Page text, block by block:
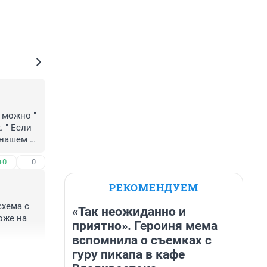
можно "
" Если
–0
с
на
РЕКОМЕНДУЕМ
«Так неожиданно и
приятно». Героиня мема
вспомнила о съемках с
гуру пикапа в кафе